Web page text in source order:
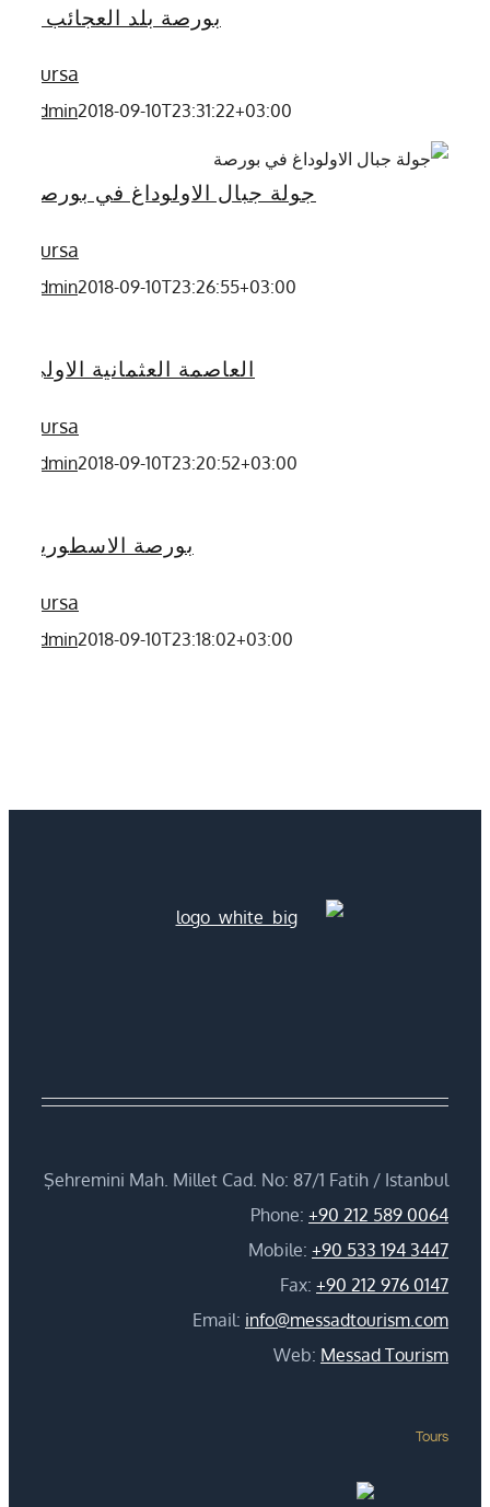
بورصة بلد العجائب 2
Bursa
admin2018-09-10T23:31:22+03:00
جولة جبال الاولوداغ في بورصة
Bursa
admin2018-09-10T23:26:55+03:00
العاصمة العثمانية الاولى
Bursa
admin2018-09-10T23:20:52+03:00
بورصة الاسطورية
Bursa
admin2018-09-10T23:18:02+03:00
Şehremini Mah. Millet Cad. No: 87/1 Fatih / Istanbul
Phone:+90 212 589 0064
Mobile:+90 533 194 3447
Fax:+90 212 976 0147
Email:info@messadtourism.com
Web:Messad Tourism
Tours